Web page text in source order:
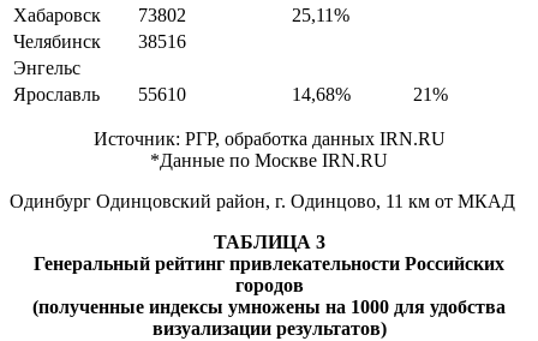
Хабаровск
73802
25,11%
Челябинск
38516
Энгельс
Ярославль
55610 14,68% 21%
Источник: РГР, обработка данных IRN.RU
*Данные по Москве IRN.RU
Одинбург Одинцовский район, г. Одинцово, 11 км от МКАД
ТАБЛИЦА 3
Генеральный рейтинг привлекательности Российских
городов
(полученные индексы умножены на 1000 для удобства
визуализации результатов)